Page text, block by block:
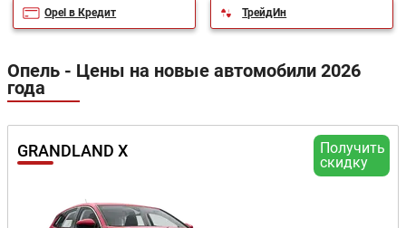
Opel в Кредит ТрейдИн
Опель - Цены на новые автомобили 2026
года
Получить
скидку
GRANDLAND X